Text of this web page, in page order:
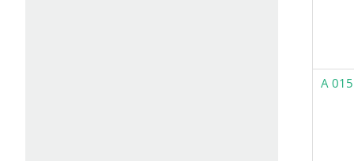
A 015